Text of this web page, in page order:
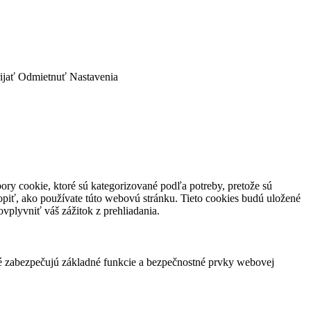
Odmietnuť Nastavenia
cookie, ktoré sú kategorizované podľa potreby, pretože sú
ako používate túto webovú stránku. Tieto cookies budú uložené
váš zážitok z prehliadania.
základné funkcie a bezpečnostné prvky webovej